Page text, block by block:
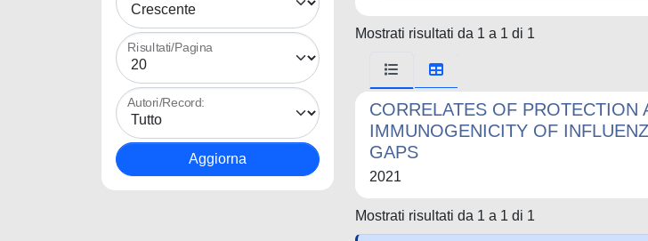
Risultati/Pagina
Autori/Record:
Mostrati risultati da 1 a 1 di 1
CORRELATES OF
IMMUNOGENICITY OF
GAPS
2021
Mostrati risultati da 1 a 1 di 1